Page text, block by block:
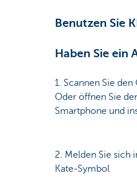
Benutzen Sie
Haben Sie ein
1. Scannen Sie
Oder öffnen Sie
Smartphone und
2. Melden Sie sich
Kate-Symbol